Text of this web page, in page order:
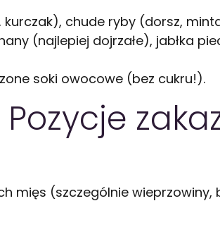
kurczak), chude ryby (dorsz,
(najlepiej dojrzałe), jabłka
soki owocowe (bez cukru!).
mięs (szczególnie